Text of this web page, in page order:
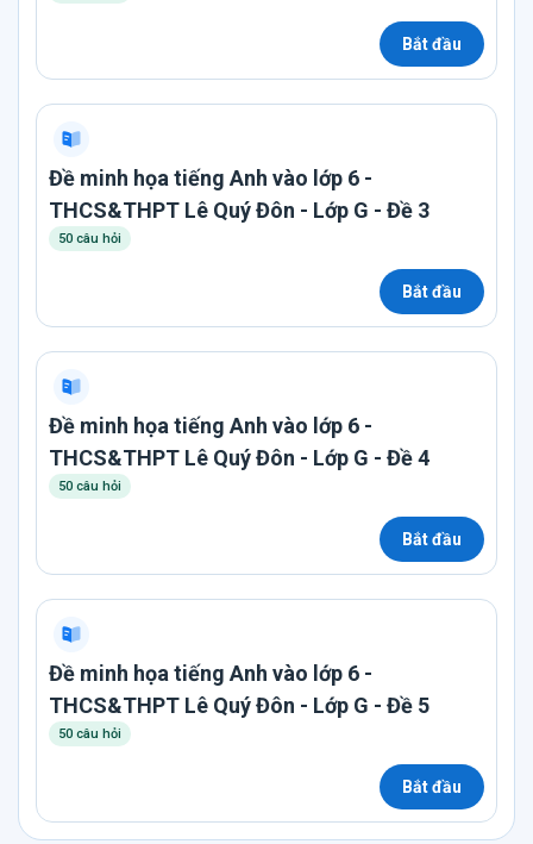
Bắt đầu
Đề minh họa tiếng Anh vào lớp 6 -
THCS&THPT Lê Quý Đôn - Lớp G - Đề 3
50 câu hỏi
Bắt đầu
Đề minh họa tiếng Anh vào lớp 6 -
THCS&THPT Lê Quý Đôn - Lớp G - Đề 4
50 câu hỏi
Bắt đầu
Đề minh họa tiếng Anh vào lớp 6 -
THCS&THPT Lê Quý Đôn - Lớp G - Đề 5
50 câu hỏi
Bắt đầu